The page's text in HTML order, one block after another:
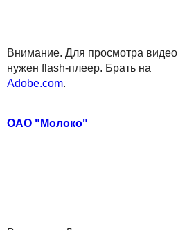
Внимание. Для просмотра видео
нужен flash-плеер. Брать на
Adobe.com.
ОАО "Молоко"